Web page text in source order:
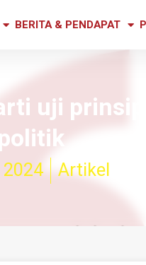
BERITA & PENDAPAT
uji
Artikel